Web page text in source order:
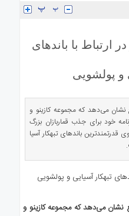
ارتباط با باند‌های
و پولشویی
نشان می‌دهد که مجموعه کازینو و
خود برای جذب قماربازان بزرگ
باندهای تبهکار آسیا
نشان می‌دهد که مجموعه کازینو و